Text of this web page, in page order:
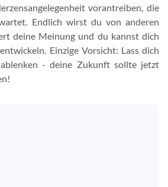
vorantreiben, die
Endlich wirst du von anderen
deine Meinung und du kannst dich
Einzige Vorsicht: Lass dich
- deine Zukunft sollte jetzt